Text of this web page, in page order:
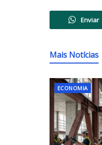
Enviar
Mais Notícias
ECONOMIA